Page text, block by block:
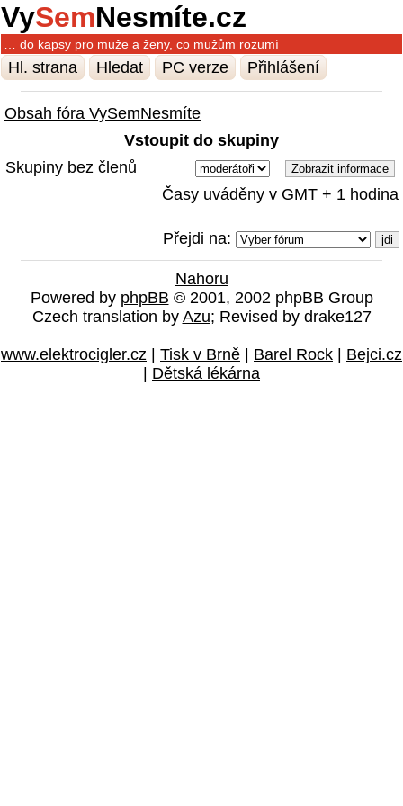
VySemNesmíte.cz
… do kapsy pro muže a ženy, co mužům rozumí
Hl. strana Hledat PC verze Přihlášení
Obsah fóra VySemNesmíte
Vstoupit do skupiny
Skupiny bez členů
Časy uváděny v GMT + 1 hodina
Přejdi na:
Nahoru
Powered by phpBB © 2001, 2002 phpBB Group
Czech translation by Azu; Revised by drake127
www.elektrocigler.cz Tisk v Brně Barel Rock
Bejci.cz
Dětská lékárna